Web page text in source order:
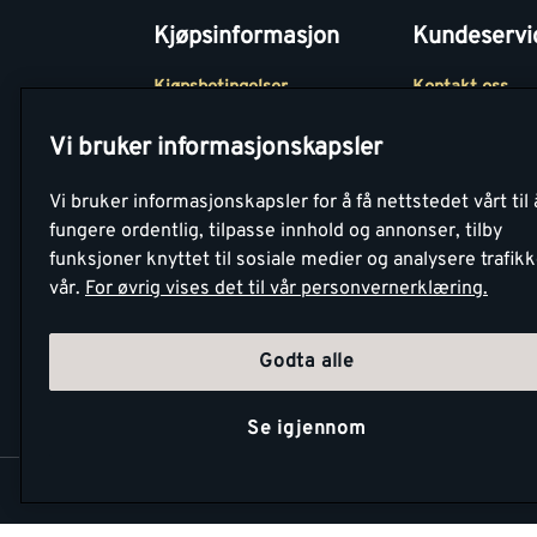
Kjøpsinformasjon
Kjøpsbetingelser
Betaling
Retur- og
angrerettsskjema
Kontakt oss
Montér Bedrift
Vi bruker informasjonskapsler
Vi bruker informasjonskapsler for å få nettstedet vårt til
fungere ordentlig, tilpasse innhold og annonser, tilby
funksjoner knyttet til sosiale medier og analysere
vår. For øvrig vises det til vår personvernerklæring.
Godta alle
Se igjennom